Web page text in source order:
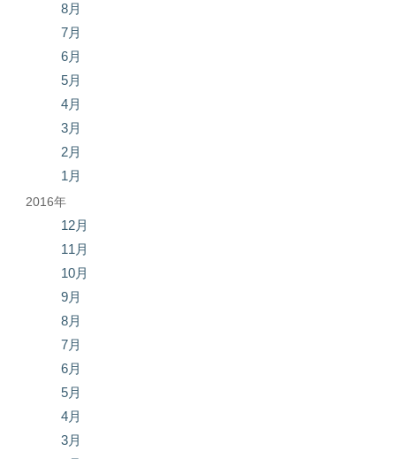
8月
7月
6月
5月
4月
3月
2月
1月
2016年
12月
11月
10月
9月
8月
7月
6月
5月
4月
3月